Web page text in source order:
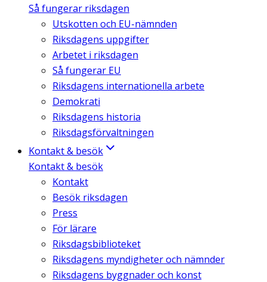
Så fungerar riksdagen
Utskotten och EU-nämnden
Riksdagens uppgifter
Arbetet i riksdagen
Så fungerar EU
Riksdagens internationella arbete
Demokrati
Riksdagens historia
Riksdagsförvaltningen
Kontakt & besök
Kontakt & besök
Kontakt
Besök riksdagen
Press
För lärare
Riksdagsbiblioteket
Riksdagens myndigheter och nämnder
Riksdagens byggnader och konst